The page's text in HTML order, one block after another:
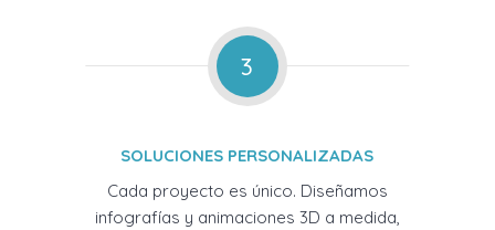
3
SOLUCIONES PERSONALIZADAS
Cada proyecto es único. Diseñamos
infografías y animaciones 3D a medida,